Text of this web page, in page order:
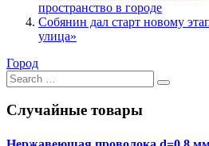
пространство в городе
Собянин дал старт новому
улица»
Город
Search
for:
Случайные товары